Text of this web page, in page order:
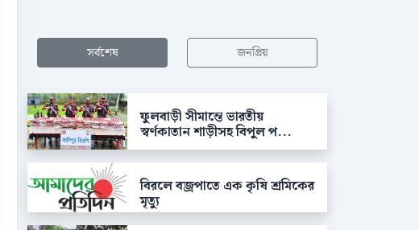
সর্বশেষ জনপ্রিয়
ফুলবাড়ী সীমান্তে ভারতীয়
স্বর্ণকাতান শাড়ীসহ বিপুল প...
বিরলে বজ্রপাতে এক কৃষি শ্রমিকের
মৃত্যু